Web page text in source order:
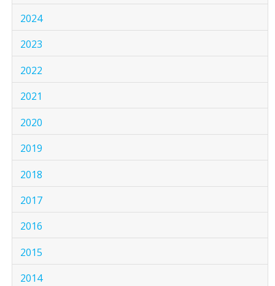
2024
2023
2022
2021
2020
2019
2018
2017
2016
2015
2014